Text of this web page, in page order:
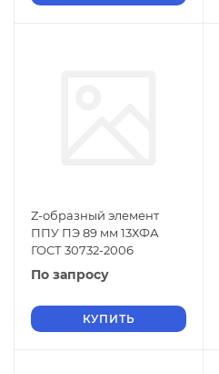
Z-образный элемент
ППУ ПЭ 89 мм 13ХФА
ГОСТ 30732-2006
По запросу
КУПИТЬ